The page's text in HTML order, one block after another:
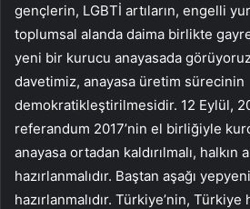
gençlerin, LGBTİ artıların, engelli
toplumsal alanda daima birlikte
yeni bir kurucu anayasada
davetimiz, anayasa üretim sürecinin
demokratikleştirilmesidir. 12 Eylül,
referandum 2017’nin el birliğiyle
anayasa ortadan kaldırılmalı, halkın
hazırlanmalıdır. Baştan aşağı
hazırlanmalıdır. Türkiye’nin, Türkiye